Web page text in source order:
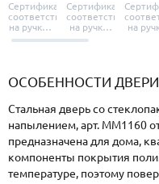
Сертификат
соответствия
на ручки и
броненакладки
Сертификат
соответствия
на ручки-
защелки
на
ОСОБЕННОСТИ ДВЕРИ
Стальная дверь со
напылением, арт. ММ1160
предназначена для дома,
компоненты покрытия
температуре, поэтому